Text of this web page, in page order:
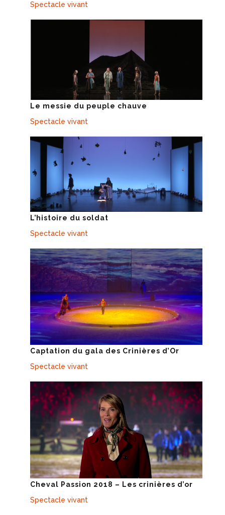
Spectacle vivant
Le messie du peuple chauve
Spectacle vivant
L’histoire du soldat
Spectacle vivant
Captation du gala des Crinières d’Or
Spectacle vivant
Cheval Passion 2018 – Les crinières d’or
Spectacle vivant